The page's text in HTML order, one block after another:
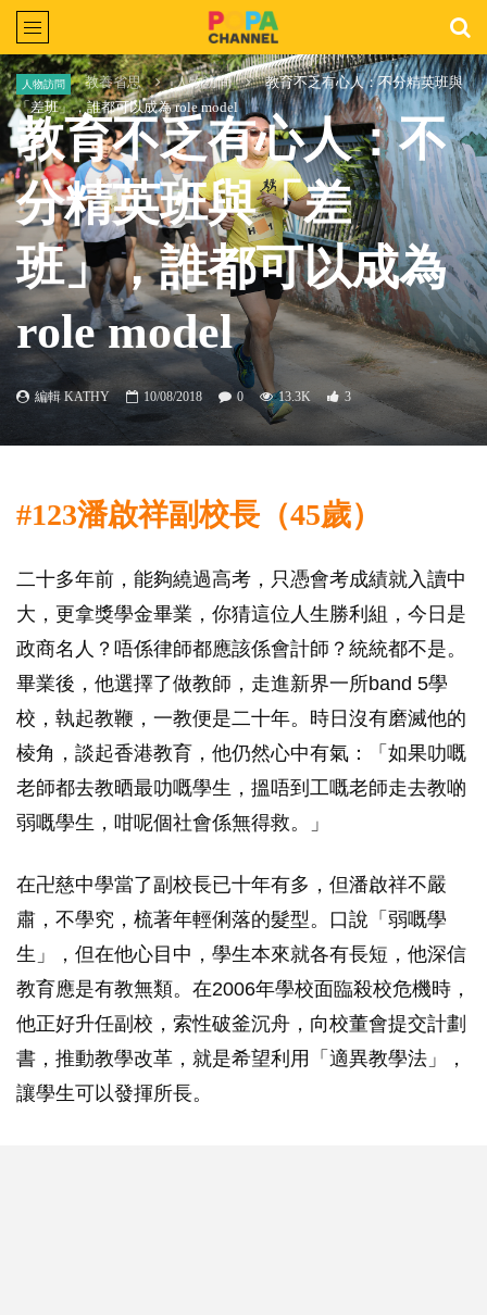
Home 教養省思 人物訪問
教育不乏有心人：不分精英班與
「差班」，誰都可以成為 role model
人物訪問
教育不乏有心人：不
分精英班與「差
班」，誰都可以成為
role model
編輯 KATHY 10/08/2018 0 13.3K 3
#123潘啟祥副校長（45歲）
二十多年前，能夠繞過高考，只憑會考成績就入讀中
大，更拿獎學金畢業，你猜這位人生勝利組，今日是
政商名人？唔係律師都應該係會計師？統統都不是。
畢業後，他選擇了做教師，走進新界一所band 5學
校，執起教鞭，一教便是二十年。時日沒有磨滅他的
棱角，談起香港教育，他仍然心中有氣：「如果叻嘅
老師都去教晒最叻嘅學生，搵唔到工嘅老師走去教啲
弱嘅學生，咁呢個社會係無得救。」
在卍慈中學當了副校長已十年有多，但潘啟祥不嚴
肅，不學究，梳著年輕俐落的髮型。口說「弱嘅學
生」，但在他心目中，學生本來就各有長短，他深信
教育應是有教無類。在2006年學校面臨殺校危機時，
他正好升任副校，索性破釜沉舟，向校董會提交計劃
書，推動教學改革，就是希望利用「適異教學法」，
讓學生可以發揮所長。